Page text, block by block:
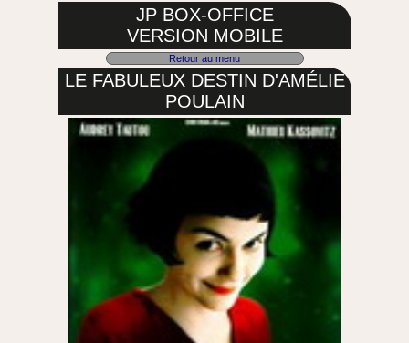
JP BOX-OFFICE
VERSION MOBILE
Retour au menu
LE FABULEUX DESTIN D'AMÉLIE
POULAIN